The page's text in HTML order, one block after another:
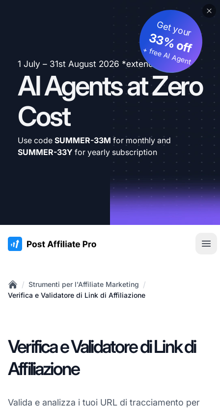
1 July – 31st August 2026 *extended
AI Agents at Zero
Cost
Get your
33% off
+ free AI Agent
Use code SUMMER-33M for monthly and
SUMMER-33Y for yearly subscription
:site.title
Home
/ Strumenti per l'Affiliate Marketing /
Verifica e Validatore di Link di Affiliazione
Verifica e Validatore di Link di
Affiliazione
Valida e analizza i tuoi URL di tracciamento per